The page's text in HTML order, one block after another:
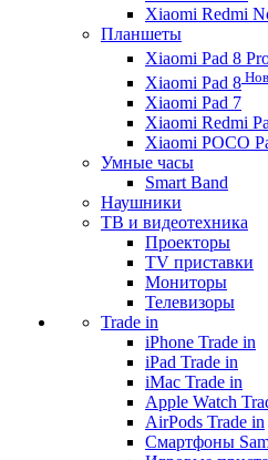
Xiaomi Redmi
Планшеты
Xiaomi Pad 8
Xiaomi Pad 8
Xiaomi Pad 7
Xiaomi Redmi
Xiaomi POCO
Умные часы
Smart Band
Наушники
ТВ и видеотехника
Проекторы
TV приставки
Мониторы
Телевизоры
Trade in
iPhone Trade in
iPad Trade in
iMac Trade in
Apple Watch
AirPods Trade in
Смартфоны